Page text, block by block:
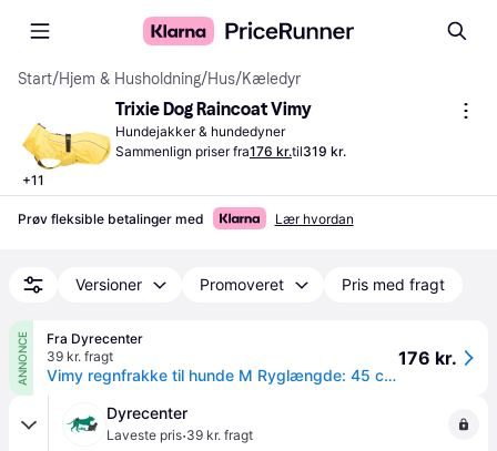
Start/Hjem & Husholdning/Hus/Kæledyr
+11
Trixie Dog Raincoat Vimy
Hundejakker & hundedyner
Sammenlign priser fra176 kr.til319 kr.
Prøv fleksible betalinger med Lær hvordan
Versioner Promoveret Pris med fragt
ANNONCE
Fra Dyrecenter
39 kr. fragt
Vimy regnfrakke til hunde M Ryglængde: 45 cm Maveomkreds: 44-56 cm gul
176 kr.
Dyrecenter
Laveste pris·39 kr. fragt